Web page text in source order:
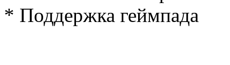
* Поддержка геймпада